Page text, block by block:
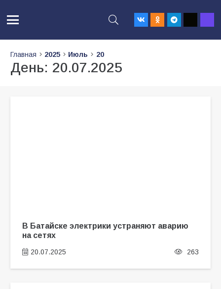
Главная 2025 Июль 20
День: 20.07.2025
В Батайске электрики устраняют аварию
на сетях
20.07.2025 263